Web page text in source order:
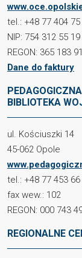
tel.: +48 77 404 75
NIP: 754 312 55 19
REGON: 365 183
Dane do faktury
PEDAGOGICZNA
BIBLIOTEKA
ul. Kościuszki 14
45-062 Opole
tel.: +48 77 453
fax wew.: 102
REGON: 000 743
REGIONALNE